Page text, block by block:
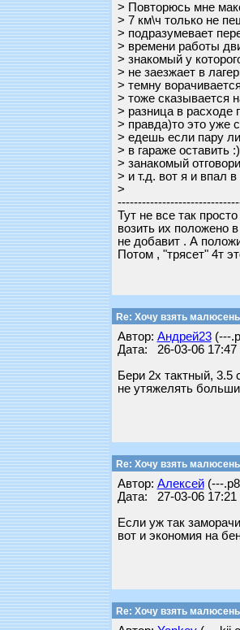
> Повторюсь мне
> 7 км\ч только не
> подразумевает
> времени работы
> знакомый у
> не заезжает в
> темну
> тоже сказывается
> разница в расходе
> правда)то это уже
> едешь если пару
> в гараже оставить
> занакомый
> и т.д. вот я и впал
>
Тут не все так
возить их положено
не добавит . А
Потом , "трясет" 4т
Re: Хочу взять
Автор: Андрей23(---
Дата: 26-03-06 17:47
Бери 2х тактный,
не утяжелять
Re: Хочу взять
Автор: Алексей(---
Дата: 27-03-06 17:21
Если уж так
вот и экономия на
Re: Хочу взять